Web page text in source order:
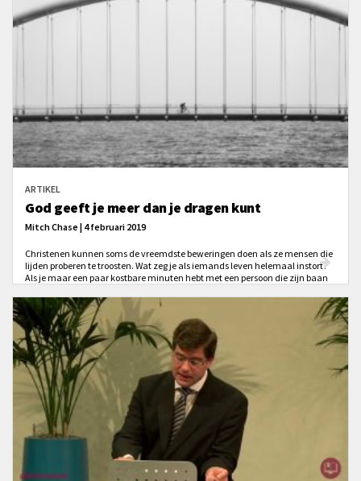
ARTIKEL
God geeft je meer dan je dragen kunt
Mitch Chase | 4 februari 2019
Christenen kunnen soms de vreemdste beweringen doen als ze mensen die
lijden proberen te troosten. Wat zeg je als iemands leven helemaal instort?
Als je maar een paar kostbare minuten hebt met een persoon die zijn baan
troost geef je hem? "God geeft je niet meer dan je aan kunt," heb je dat al
eens gezegd? Nooit meer doen.